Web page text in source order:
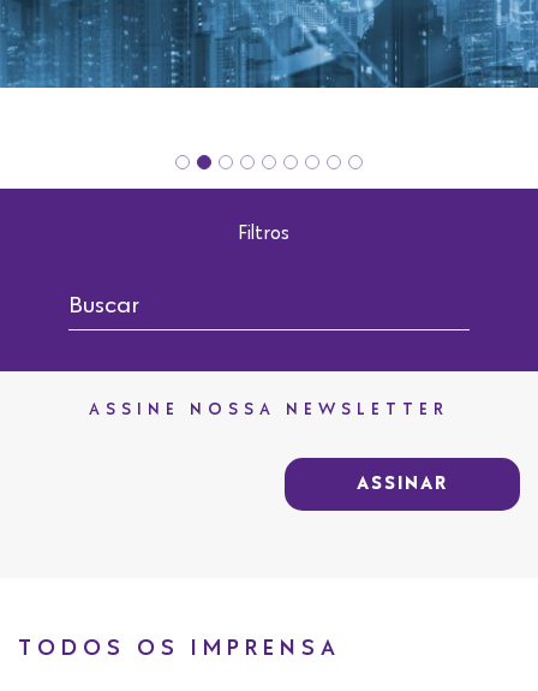
Filtros
ASSINE NOSSA NEWSLETTER
ASSINAR
TODOS OS IMPRENSA